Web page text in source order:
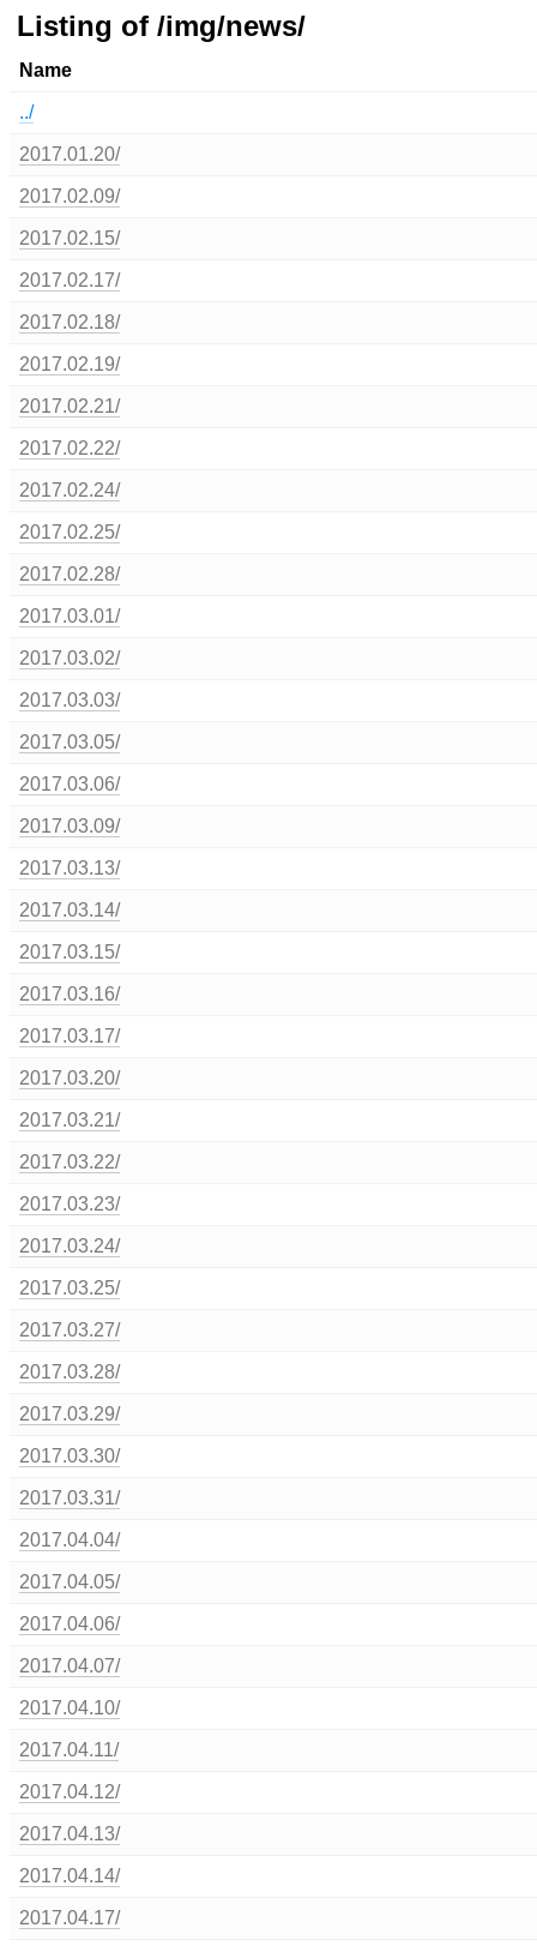
Listing of /img/news/
Name
../
2017.01.20/
2017.02.09/
2017.02.15/
2017.02.17/
2017.02.18/
2017.02.19/
2017.02.21/
2017.02.22/
2017.02.24/
2017.02.25/
2017.02.28/
2017.03.01/
2017.03.02/
2017.03.03/
2017.03.05/
2017.03.06/
2017.03.09/
2017.03.13/
2017.03.14/
2017.03.15/
2017.03.16/
2017.03.17/
2017.03.20/
2017.03.21/
2017.03.22/
2017.03.23/
2017.03.24/
2017.03.25/
2017.03.27/
2017.03.28/
2017.03.29/
2017.03.30/
2017.03.31/
2017.04.04/
2017.04.05/
2017.04.06/
2017.04.07/
2017.04.10/
2017.04.11/
2017.04.12/
2017.04.13/
2017.04.14/
2017.04.17/